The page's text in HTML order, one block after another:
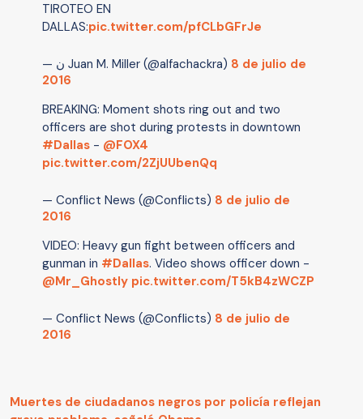
TIROTEO EN
DALLAS:pic.twitter.com/pfCLbGFrJe
— ن Juan M. Miller (@alfachackra) 8 de julio de
2016
BREAKING: Moment shots ring out and two
officers are shot during protests in downtown
#Dallas - @FOX4
pic.twitter.com/2ZjUUbenQq
— Conflict News (@Conflicts) 8 de julio de
2016
VIDEO: Heavy gun fight between officers and
gunman in #Dallas. Video shows officer down -
@Mr_Ghostly pic.twitter.com/T5kB4zWCZP
— Conflict News (@Conflicts) 8 de julio de
2016
Muertes de ciudadanos negros por policía reflejan